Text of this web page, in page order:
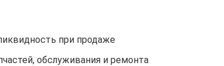
при продаже
обслуживания и ремонта